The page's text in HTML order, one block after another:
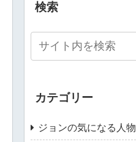
検索
カテゴリー
ジョンの気になる人物